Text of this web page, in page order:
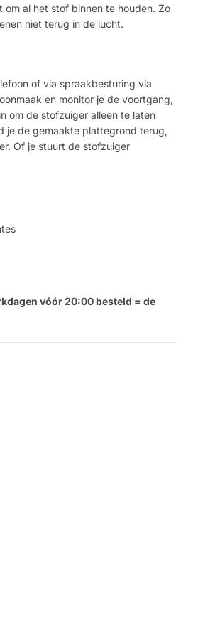
al het stof binnen te houden. Zo
niet terug in de lucht.
of via spraakbesturing via
en monitor je de voortgang,
om de stofzuiger alleen te laten
je de gemaakte plattegrond terug,
Of je stuurt de stofzuiger
vóór 20:00 besteld = de
Deel dit product
email
telefoon